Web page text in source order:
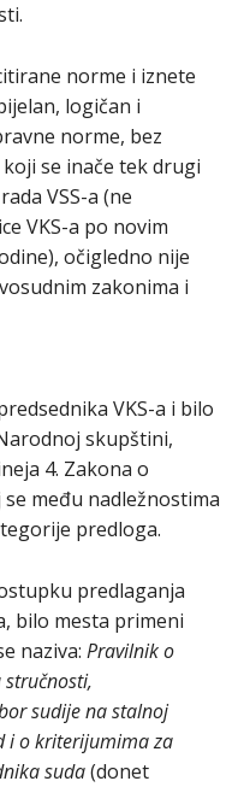
norme i iznete
logičan i
norme, bez
se inače tek drugi
VSS-a (ne
VKS-a po novim
očigledno nije
zakonima i
VKS-a i bilo
skupštini,
4. Zakona o
među nadležnostima
predloga.
predlaganja
bilo mesta primeni
naziva: Pravilnik o
sudije na stalnoj
i o kriterijumima za
suda(donet